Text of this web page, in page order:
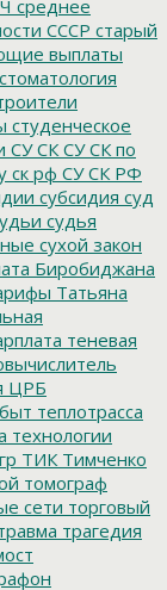
среднее
СССР старый
выплаты
стоматология
студенческое
СУ СК СУ СК по
ск рф СУ СК РФ
субсидия суд
судья
сухой закон
Биробиджана
Татьяна
теневая
ЦРБ
теплотрасса
технологии
ТИК Тимченко
томограф
сети торговый
трагедия